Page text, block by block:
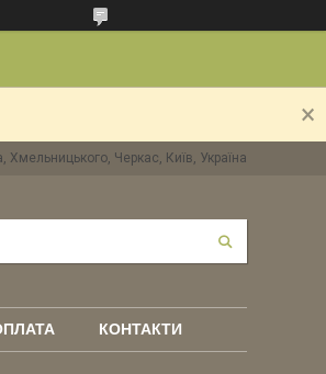
Хмельницького, Черкас, Київ, Україна
КОНТАКТИ